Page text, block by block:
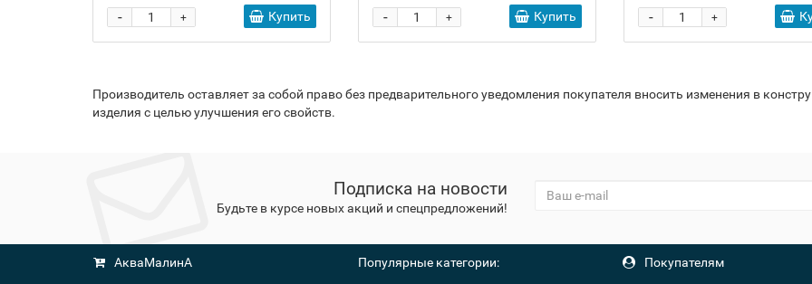
+
- Купить +
- Купить +
-
Производитель оставляет за собой право без предварительного уведомления покупателя вносить изменения в
изделия с целью улучшения его свойств.
Подписка на новости
Будьте в курсе новых акций и спецпредложений!
АкваМалинА
Популярные категории:
Покупателям